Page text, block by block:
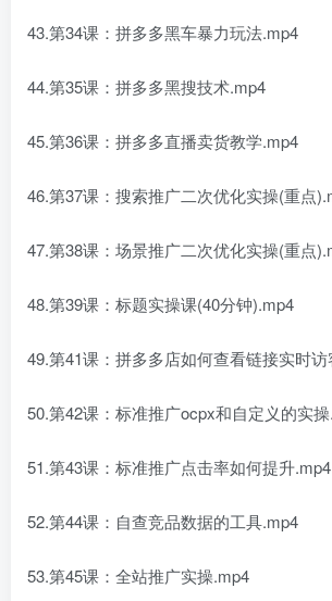
43.第34课：拼多多黑车暴力玩法.mp4
44.第35课：拼多多黑搜技术.mp4
45.第36课：拼多多直播卖货教学.mp4
46.第37课：搜索推广二次优化实操(重点
47.第38课：场景推广二次优化实操(重点
48.第39课：标题实操课(40分钟).mp4
49.第41课：拼多多店如何查看链接实时
50.第42课：标准推广ocpx和自定义的实
51.第43课：标准推广点击率如何提升.mp4
52.第44课：自查竞品数据的工具.mp4
53.第45课：全站推广实操.mp4